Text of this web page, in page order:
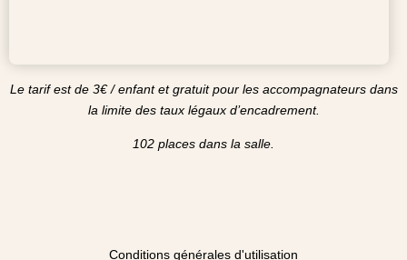
Le tarif est de 3€ / enfant et gratuit pour les accompagnateurs dans
la limite des taux légaux d’encadrement.
102 places dans la salle.
Conditions générales d'utilisation